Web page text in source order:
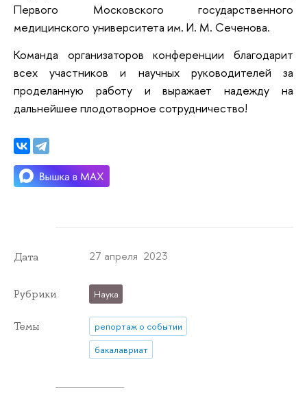
Первого Московского государственного
медицинского университета им. И. М. Сеченова.
Команда организаторов конференции благодарит
всех участников и научных руководителей за
проделанную работу и выражает надежду на
дальнейшее плодотворное сотрудничество!
Дата 27 апреля 2023
Рубрики Наука
Темы
репортаж о событии
бакалавриат